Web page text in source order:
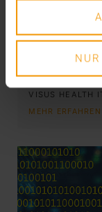
Darum
VISUS HEALTH
MEHR ERFAHREN